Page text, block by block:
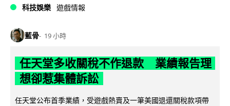
科技娛樂 遊戲情報
藍骨 19 小時
任天堂多收關稅不作退款 業績報告理
想卻惹集體訴訟
任天堂公布首季業績，受遊戲熱賣及一筆美國退還關稅款項帶